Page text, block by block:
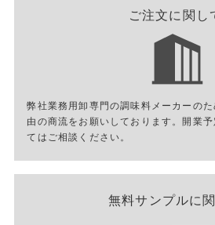
ご注文に関し
弊社業務用卸専門の調味料メーカーの
由の商流をお願いしております。開業
てはご相談ください。
無料サンプルに